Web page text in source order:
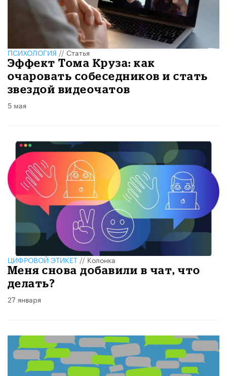
ПСИХОЛОГИЯ//Статья
Эффект Тома Круза: как
очаровать собеседников и стать
звездой видеочатов
5 мая
ЦИФРОВОЙ ЭТИКЕТ//Колонка
Меня снова добавили в чат, что
делать?
27 января